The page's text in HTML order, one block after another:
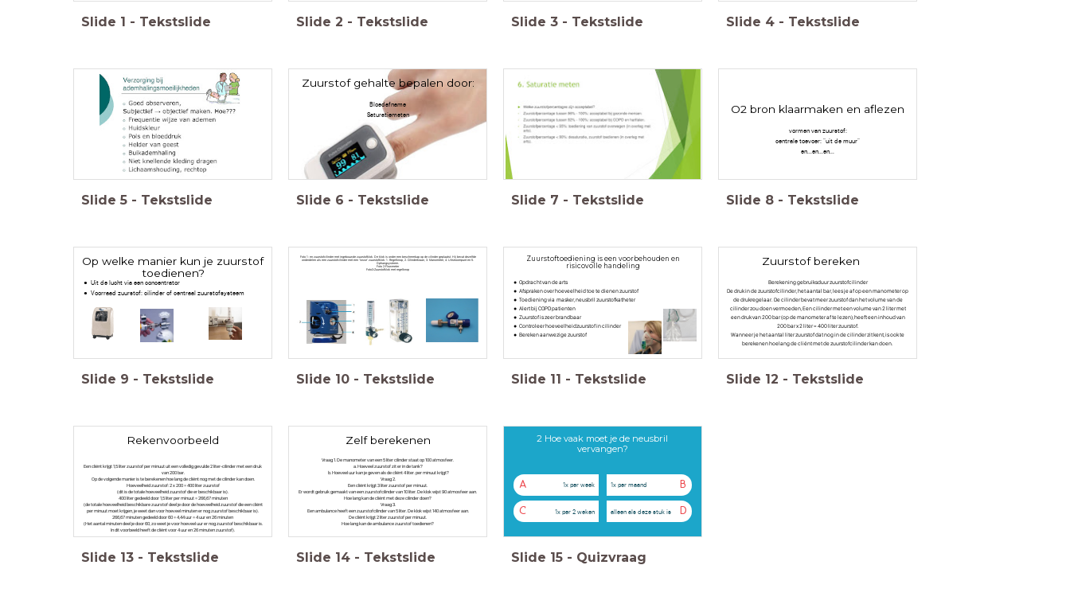
Slide 1 - Tekstslide Slide 2 - Tekstslide Slide 3 - Tekstslide Slide 4 - Tekstslide
Slide 5 - Tekstslide
Zuurstof gehalte bepalen door:
Bloedafname
Saturatiemeten
Slide 6 - Tekstslide Slide 7 - Tekstslide
O2 bron klaarmaken en aflezen
vormen van zuurstof:
centrale toevoer: "uit de muur"
en...en...en...
Slide 8 - Tekstslide
Op welke manier kun je zuurstof
toedienen?
Uit de lucht via een concentrator
Voorraad zuurstof: cilinder of centraal zuurstofsysteem
Slide 9 - Tekstslide
Foto 1: en zuurstofcilinder met ingebouwde zuurstofklok. De klok is onder een beschermkap op de cilinder geplaatst. Hij bevat dezelfde
onderdelen als een zuurstofcilinder met een ‘losse’ zuurstofklok: 1. Regelknop, 2. Cilinderkraan, 3. Manometer, 4. Uitstroompunt en 5.
Ophangsysteem.
Foto 2:Flowmeter
Foto3:Zuurstofklok met regelknop
Slide 10 - Tekstslide
Zuurstoftoediening is een voorbehouden en
risicovolle handeling
Opdracht van de arts
Afspraken over hoeveelheid toe te dienen zuurstof
Toediening via masker, neusbril zuurstofkatheter
Alert bij COPD patienten
Zuurstof is zeer brandbaar
Controleer hoeveelheidzuurstof in cilinder
Bereken aanwezige zuurstof
Slide 11 - Tekstslide
Zuurstof bereken
Berekening gebruiksduur zuurstofcilinder
De druk in de zuurstofcilinder, het aantal bar, lees je af op een manometer op
de drukregelaar. De cilinder bevat meer zuurstof dan het volume van de
cilinder zou doen vermoeden, Een cilinder met een volume van 2 liter met
een druk van 200 bar (op de manometer af te lezen), heeft een inhoud van
200 bar x 2 liter = 400 liter zuurstof.
Wanneer je het aantal liter zuurstof dat nog in de cilinder zit kent, is ook te
berekenen hoelang de cliënt met de zuurstofcilinder kan doen.
Slide 12 - Tekstslide
Rekenvoorbeeld
Een cliënt krijgt 1,5 liter zuurstof per minuut uit een volledig gevulde 2 liter-cilinder met een druk
van 200 bar.
Op de volgende manier is te berekenen hoe lang de cliënt nog met de cilinder kan doen.
Hoeveelheid zuurstof: 2 x 200 = 400 liter zuurstof
(dit is de totale hoeveelheid zuurstof die er beschikbaar is).
400 liter gedeeld door 1,5 liter per minuut = 266,67 minuten
(de totale hoeveelheid beschikbare zuurstof deel je door de hoeveelheid zuurstof die een cliënt
per minuut moet krijgen, je weet dan voor hoeveel minuten er nog zuurstof beschikbaar is).
266,67 minuten gedeeld door 60 = 4,44 uur = 4 uur en 26 minuten
(Het aantal minuten deel je door 60, zo weet je voor hoeveel uur er nog zuurstof beschikbaar is.
In dit voorbeeld heeft de cliënt voor 4 uur en 26 minuten zuurstof).
Slide 13 - Tekstslide
Zelf berekenen
Vraag 1. De manometer van een 5 liter cilinder staat op 100 atmosfeer.
a. Hoeveel zuurstof zit er in de tank?
b. Hoeveel uur kan je geven als de cliënt 4 liter. per minuut krijgt?
Vraag 2.
Een cliënt krijgt 3 liter zuurstof per minuut.
Er wordt gebruik gemaakt van een zuurstofcilinder van 10 liter. De klok wijst 90 atmosfeer aan.
Hoe lang kan de cliënt met deze cilinder doen?
Vraag 3.
Een ambulance heeft een zuurstofcilinder van 5 liter. De klok wijst 140 atmosfeer aan.
De cliënt krijgt 2 liter zuurstof per minuut.
Hoe lang kan de ambulance zuurstof toedienen?
Slide 14 - Tekstslide
2 Hoe vaak moet je de neusbril
vervangen?
A 1x per week B
1x per maand
C 1x per 2 weken D
alleen als deze stuk is
Slide 15 - Quizvraag